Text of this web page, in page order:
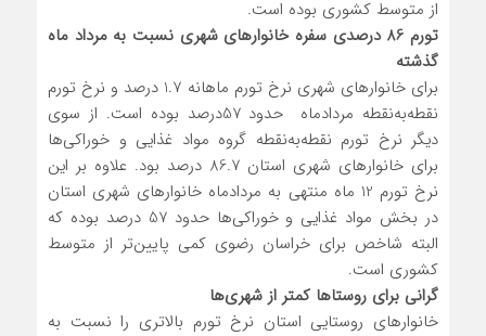
از متوسط کشوری بوده است.
تورم 86 درصدی سفره خانوارهای شهری نسبت به مرداد ماه
گذشته
برای خانوارهای شهری نرخ تورم ماهانه 1.7 درصد و نرخ تورم
نقطه‌به‌نقطه مردادماه حدود 57درصد بوده است. از سوی
دیگر نرخ تورم نقطه‌به‌نقطه گروه مواد غذایی و خوراکی‌ها
برای خانوارهای شهری استان 86.7 درصد بود. علاوه بر این
نرخ تورم 12 ماه منتهی به مردادماه خانوارهای شهری استان
در بخش مواد غذایی و خوراکی‌ها حدود 57 درصد بوده که
البته شاخص برای خراسان رضوی کمی پایین‌تر از متوسط
کشوری است.
گرانی برای روستاها کمتر از شهری‌ها
خانوارهای روستایی استان نرخ تورم بالاتری را نسبت به